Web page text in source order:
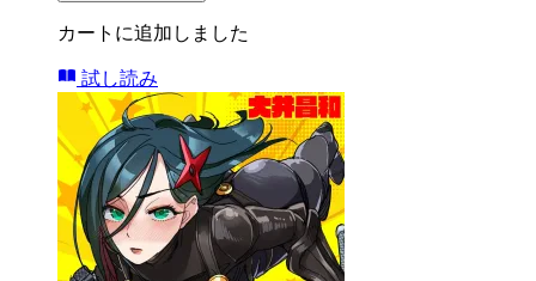
カートに追加しました
試し読み